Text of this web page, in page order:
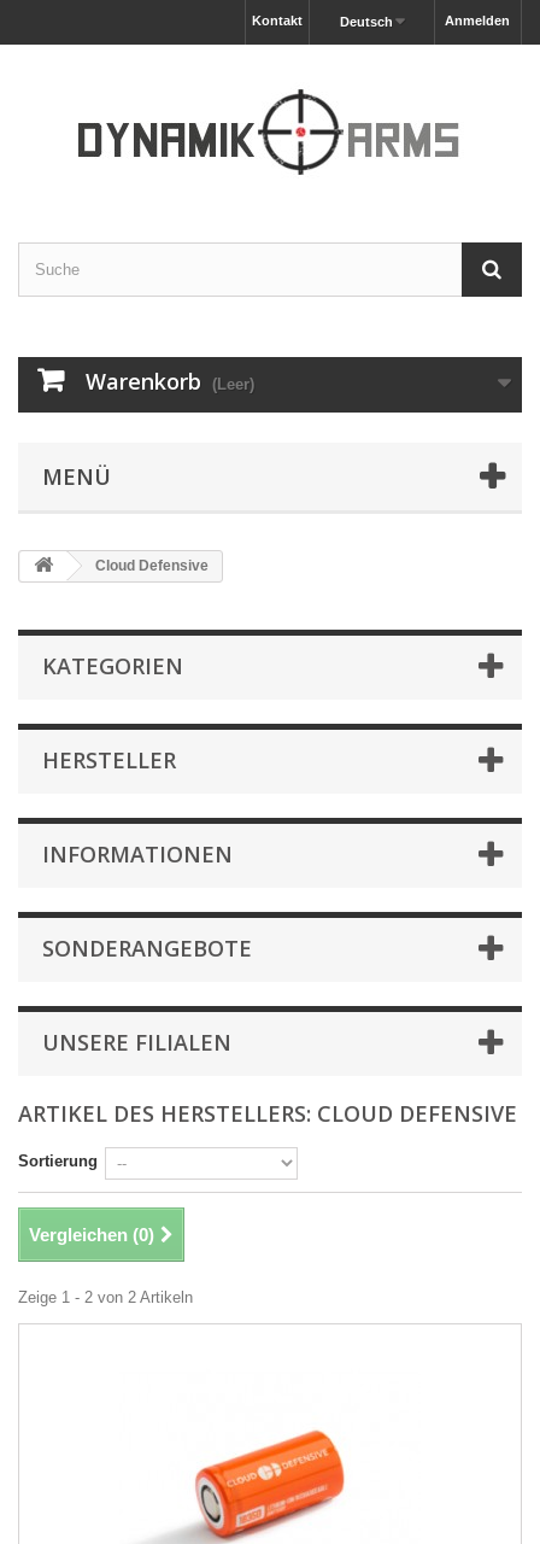
Anmelden
Deutsch
Kontakt
Warenkorb (Leer)
MENÜ
Cloud Defensive
KATEGORIEN
HERSTELLER
INFORMATIONEN
SONDERANGEBOTE
UNSERE FILIALEN
ARTIKEL DES HERSTELLERS: CLOUD DEFENSIVE
Sortierung
Vergleichen (0)
Zeige 1 - 2 von 2 Artikeln